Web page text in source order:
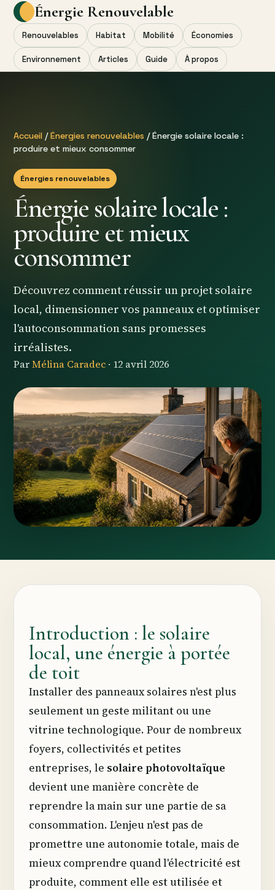
Énergie Renouvelable
Renouvelables Habitat Mobilité Économies
Environnement Articles Guide À propos
Accueil /Énergies renouvelables / Énergie solaire locale :
produire et mieux consommer
Énergies renouvelables
Énergie solaire locale :
produire et mieux
consommer
Découvrez comment réussir un projet solaire
local, dimensionner vos panneaux et optimiser
l'autoconsommation sans promesses
irréalistes.
ParMélina Caradec · 12 avril 2026
Introduction : le solaire
local, une énergie à portée
de toit
Installer des panneaux solaires n'est plus
seulement un geste militant ou une
vitrine technologique. Pour de nombreux
foyers, collectivités et petites
entreprises, le solaire photovoltaïque
devient une manière concrète de
reprendre la main sur une partie de sa
consommation. L'enjeu n'est pas de
promettre une autonomie totale, mais de
mieux comprendre quand l'électricité est
produite, comment elle est utilisée et